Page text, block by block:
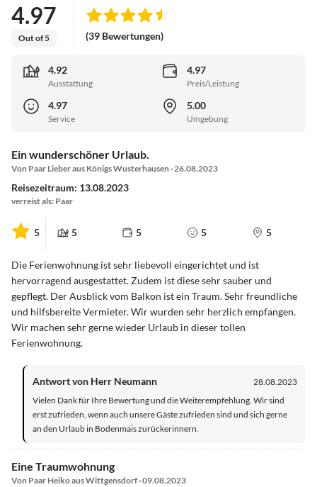
4.97
Out of 5 (39 Bewertungen)
4.92
Ausstattung
4.97
Preis/Leistung
4.97
Service
5.00
Umgebung
Ein wunderschöner Urlaub.
Von Paar Lieber aus Königs Wusterhausen · 26.08.2023
Reisezeitraum: 13.08.2023
verreist als: Paar
5 5 5 5 5
Die Ferienwohnung ist sehr liebevoll eingerichtet und ist
hervorragend ausgestattet. Zudem ist diese sehr sauber und
gepflegt. Der Ausblick vom Balkon ist ein Traum. Sehr freundliche
und hilfsbereite Vermieter. Wir wurden sehr herzlich empfangen.
Wir machen sehr gerne wieder Urlaub in dieser tollen
Ferienwohnung.
Antwort von Herr Neumann
28.08.2023
Vielen Dank für Ihre Bewertung und die Weiterempfehlung. Wir sind
erst zufrieden, wenn auch unsere Gäste zufrieden sind und sich gerne
an den Urlaub in Bodenmais zurückerinnern.
Eine Traumwohnung
Von Paar Heiko aus Wittgensdorf · 09.08.2023